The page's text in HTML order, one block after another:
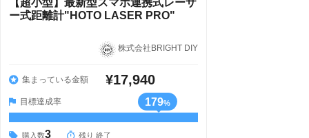
ー式距離計"HOTO LASER PRO"
株式会社BRIGHT DIY
集まっている金額 ¥17,940
目標達成率 179%
購入数3 残り 終了